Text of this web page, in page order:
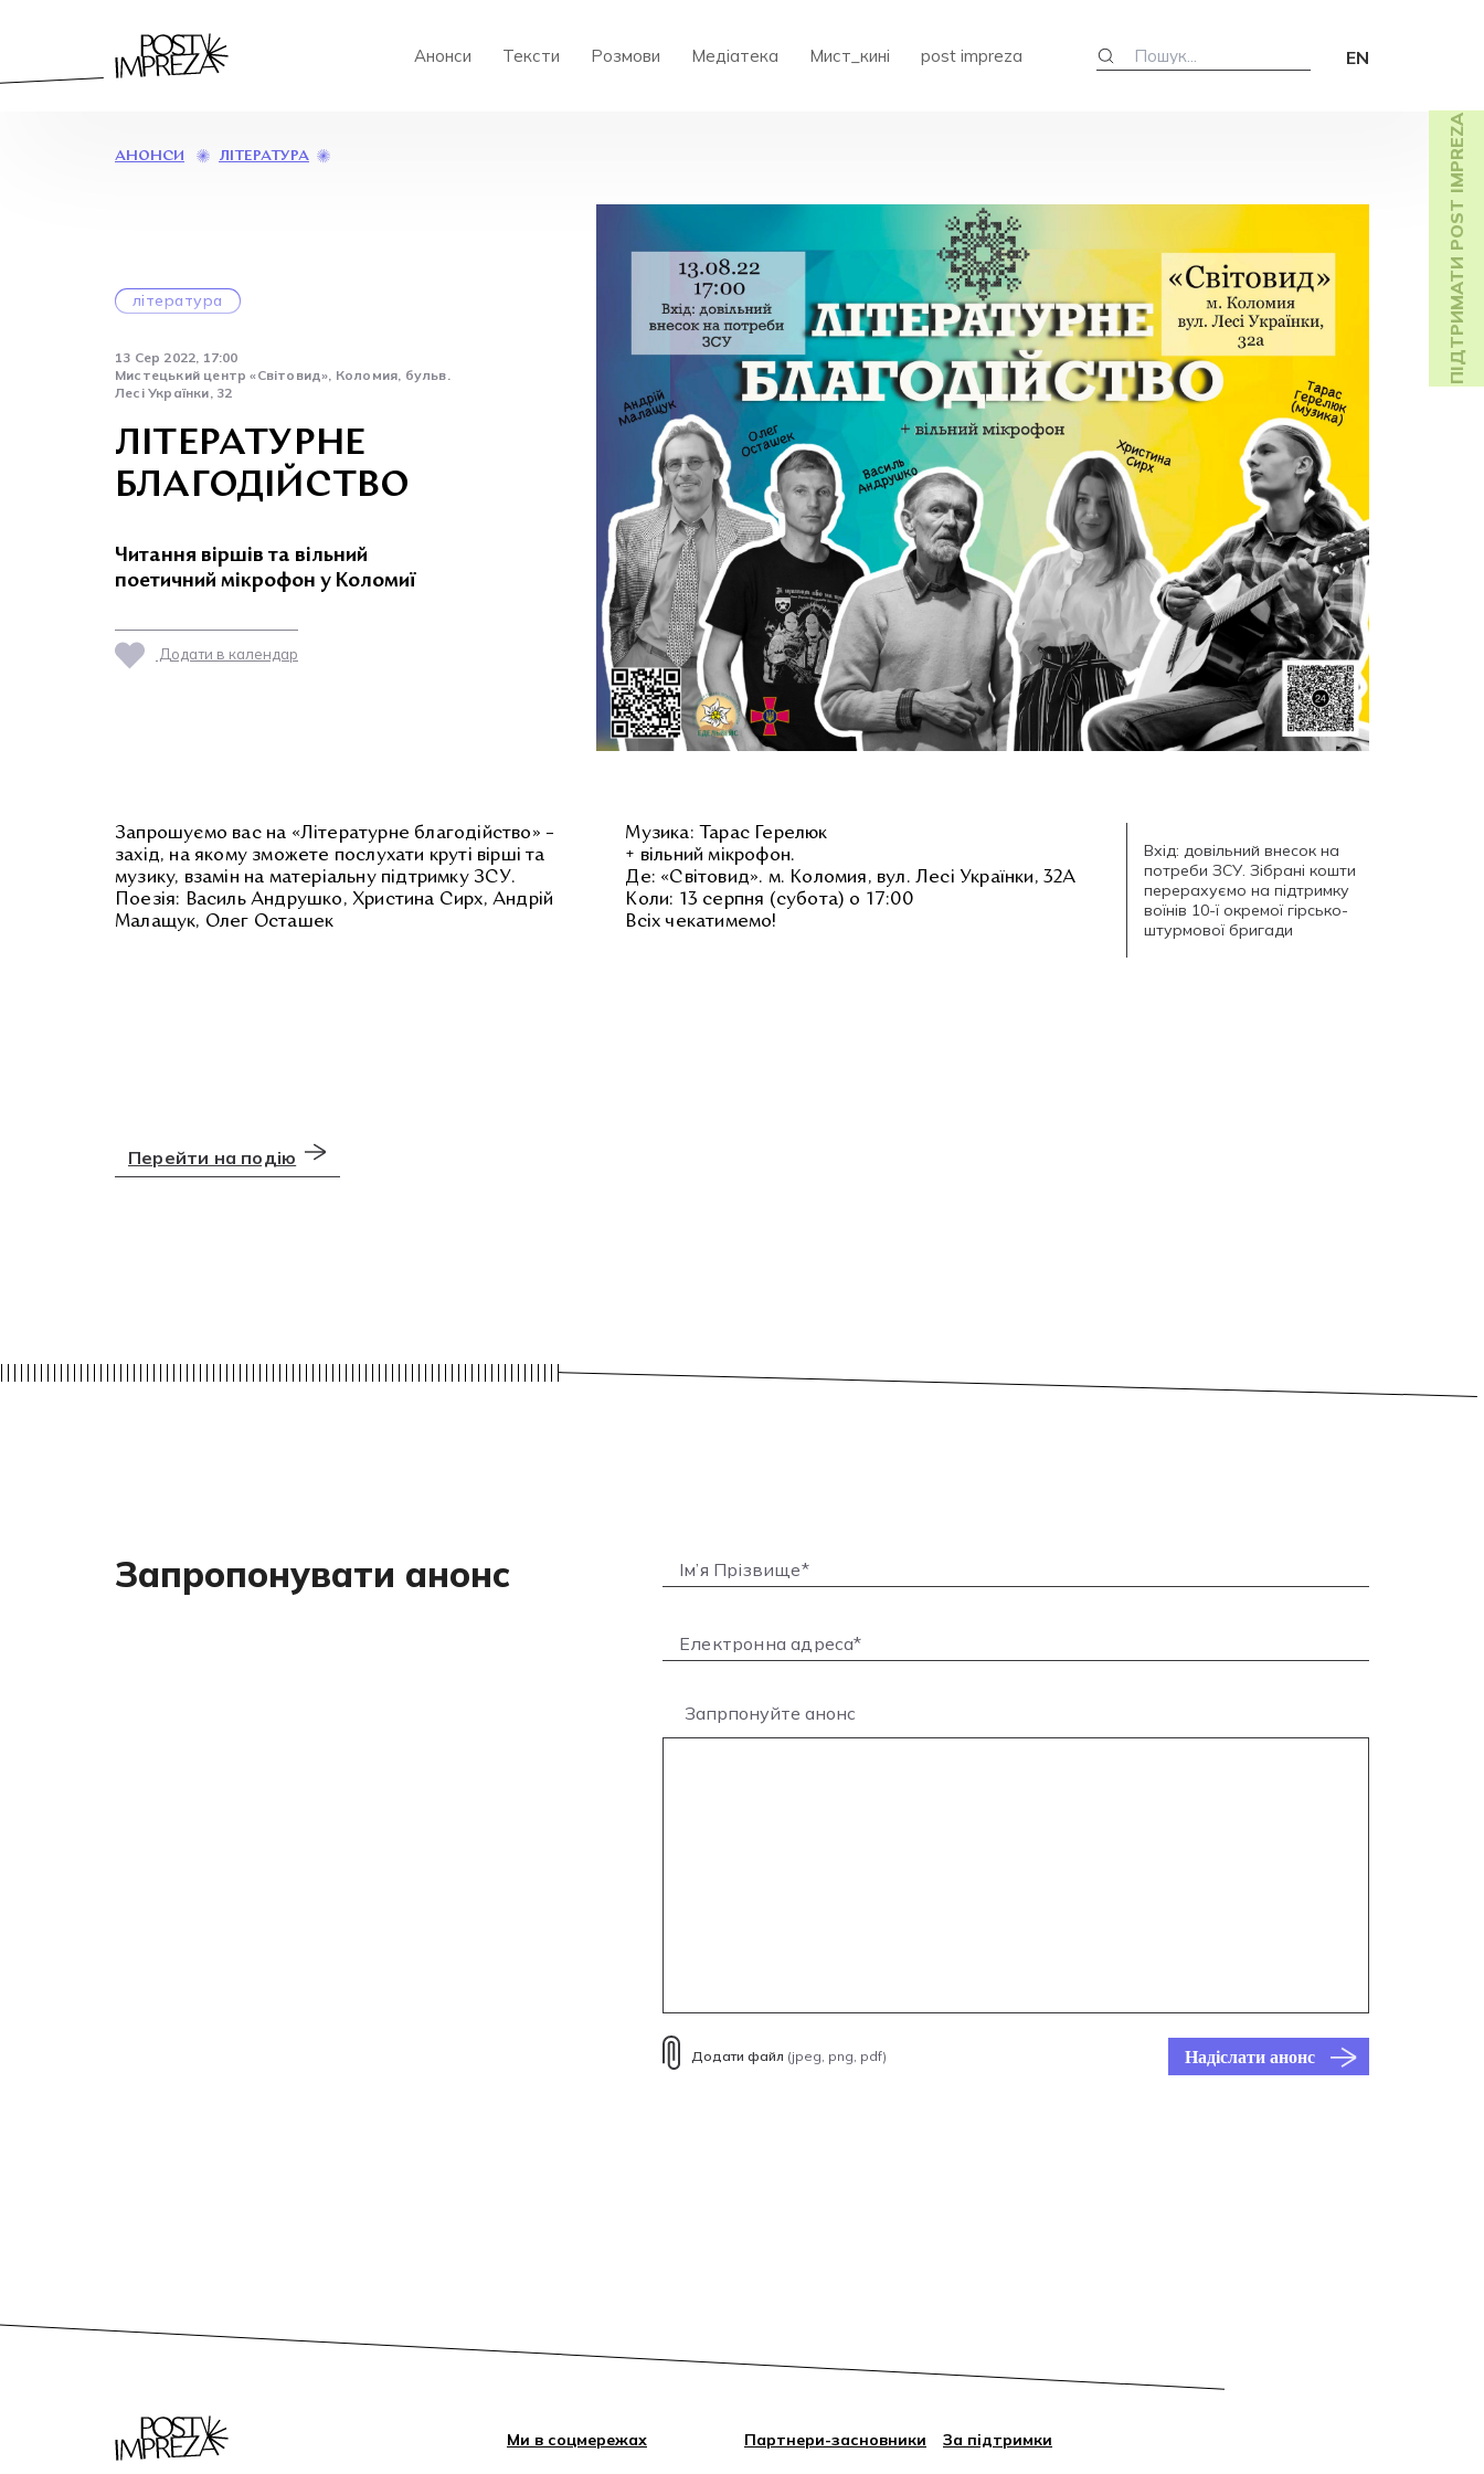
Анонси Тексти Розмови Медіатека Мист_кині post impreza EN
ПІДТРИМАТИ POST IMPREZA
АНОНСИ ЛІТЕРАТУРА
література
13 Сер 2022, 17:00
Мистецький центр «Світовид», Коломия, бульв.
Лесі Українки, 32
ЛІТЕРАТУРНЕ
БЛАГОДІЙСТВО
Читання віршів та вільний
поетичний мікрофон у Коломиї
Додати в календар
Запрошуємо вас на «Літературне благодійство» –
захід, на якому зможете послухати круті вірші та
музику, взамін на матеріальну підтримку ЗСУ.
Поезія: Василь Андрушко, Христина Сирх, Андрій
Малащук, Олег Осташек
Музика: Тарас Герелюк
+ вільний мікрофон.
Де: «Світовид». м. Коломия, вул. Лесі Українки, 32А
Коли: 13 серпня (субота) о 17:00
Всіх чекатимемо!
Вхід: довільний внесок на
потреби ЗСУ. Зібрані кошти
перерахуємо на підтримку
воїнів 10-ї окремої гірсько-
штурмової бригади
Перейти на подію
Запропонувати анонс
Запрпонуйте анонс
Додати файл (jpeg, png, pdf) Надіслати анонс
Ми в соцмережах Партнери-засновники За підтримки